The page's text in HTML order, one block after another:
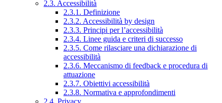
2.3. Accessibilità
2.3.1. Definizione
2.3.2. Accessibilità by design
2.3.3. Principi per l’accessibilità
2.3.4. Linee guida e criteri di successo
2.3.5. Come rilasciare una dichiarazione di
accessibilità
2.3.6. Meccanismo di feedback e procedura di
attuazione
2.3.7. Obiettivi accessibilità
2.3.8. Normativa e approfondimenti
2.4. Privacy